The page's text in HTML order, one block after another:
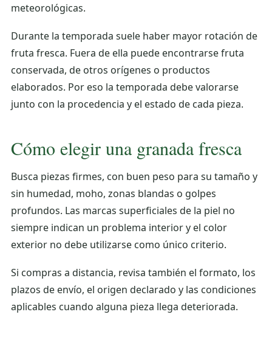
meteorológicas.
Durante la temporada suele haber mayor rotación de
fruta fresca. Fuera de ella puede encontrarse fruta
conservada, de otros orígenes o productos
elaborados. Por eso la temporada debe valorarse
junto con la procedencia y el estado de cada pieza.
Cómo elegir una granada fresca
Busca piezas firmes, con buen peso para su tamaño y
sin humedad, moho, zonas blandas o golpes
profundos. Las marcas superficiales de la piel no
siempre indican un problema interior y el color
exterior no debe utilizarse como único criterio.
Si compras a distancia, revisa también el formato, los
plazos de envío, el origen declarado y las condiciones
aplicables cuando alguna pieza llega deteriorada.